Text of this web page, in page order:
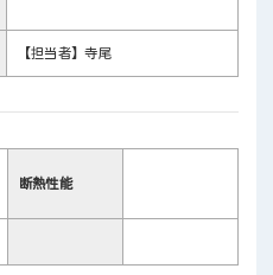
【担当者】寺尾
断熱性能